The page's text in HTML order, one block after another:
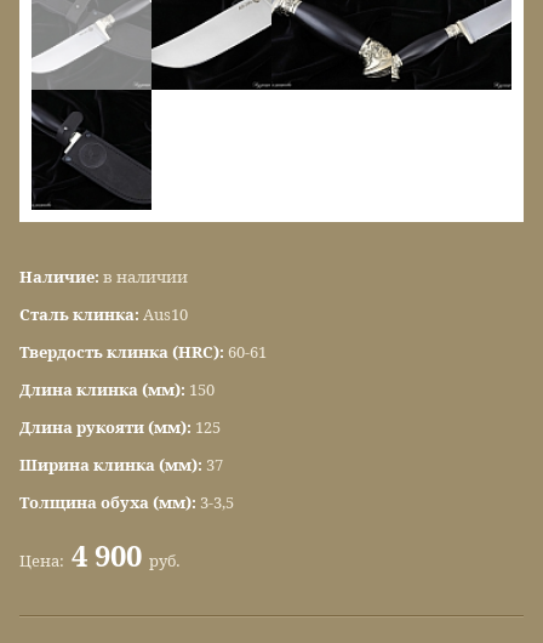
Наличие: в наличии
Сталь клинка: Aus10
Твердость клинка (HRC): 60-61
Длина клинка (мм): 150
Длина рукояти (мм): 125
Ширина клинка (мм): 37
Толщина обуха (мм): 3-3,5
Цена: 4 900 руб.